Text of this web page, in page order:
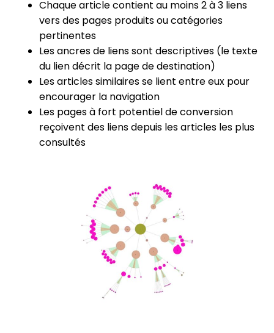
Chaque article contient au moins 2 à 3 liens
vers des pages produits ou catégories
pertinentes
Les ancres de liens sont descriptives (le texte
du lien décrit la page de destination)
Les articles similaires se lient entre eux pour
encourager la navigation
Les pages à fort potentiel de conversion
reçoivent des liens depuis les articles les plus
consultés